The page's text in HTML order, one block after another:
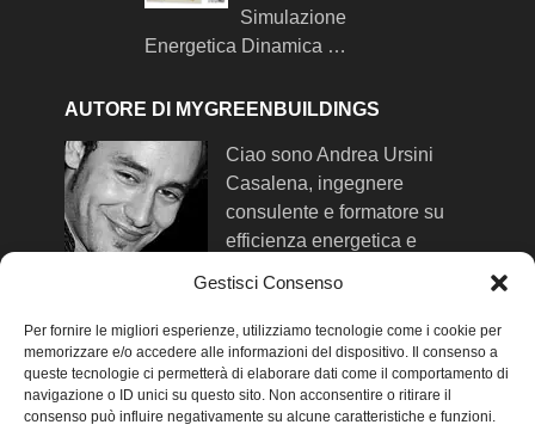
Gestisci Consenso
Per fornire le migliori esperienze, utilizziamo tecnologie come i cookie per
memorizzare e/o accedere alle informazioni del dispositivo. Il consenso a
queste tecnologie ci permetterà di elaborare dati come il comportamento di
navigazione o ID unici su questo sito. Non acconsentire o ritirare il
consenso può influire negativamente su alcune caratteristiche e funzioni.
Simulazione
Energetica Dinamica …
AUTORE DI MYGREENBUILDINGS
Ciao sono Andrea Ursini
Casalena, ingegnere
consulente e formatore su
efficienza energetica e
SEGUIMI SUI SOCIAL NETWORK
Facebook